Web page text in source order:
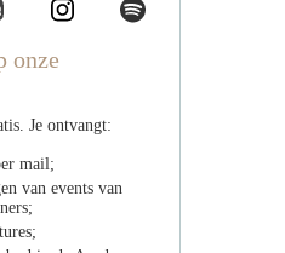
onze
Je ontvangt:
mail;
van events van